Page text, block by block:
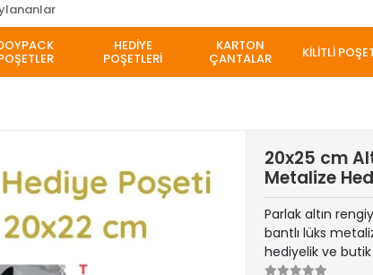
HEDİYE
POŞETLERİ
KARTON
ÇANTALAR KİLİTLİ
20x25 cm
Metalize
Parlak altın
bantlı lüks
hediyelik ve